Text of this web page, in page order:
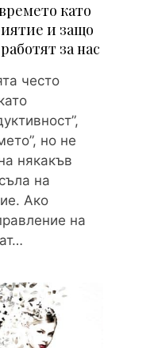
като
и защо
за нас
често
но не
някакъв
на
Ако
на